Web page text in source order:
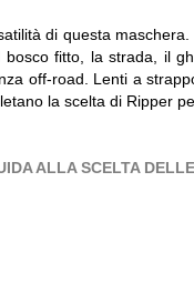
di questa
fitto, la strada, il
off-road. Lenti a
la scelta di Ripper
ALLA SCELTA